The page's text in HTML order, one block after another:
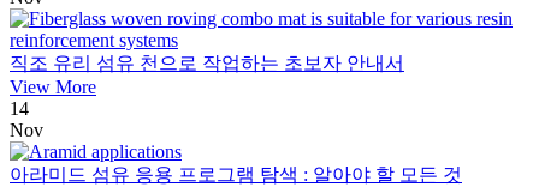
직조 유리 섬유 천으로 작업하는 초보자 안내서
View More
14
Nov
아라미드 섬유 응용 프로그램 탐색 : 알아야 할 모든 것